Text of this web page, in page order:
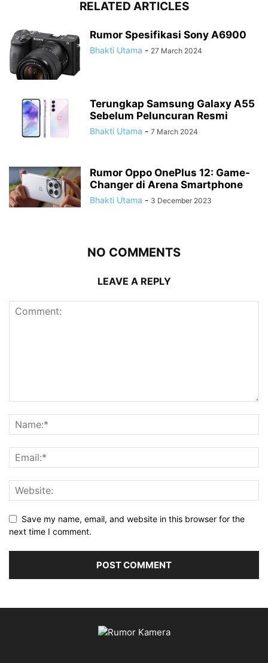
RELATED ARTICLES
Rumor Spesifikasi Sony A6900
Bhakti Utama - 27 March 2024
Terungkap Samsung Galaxy A55
Sebelum Peluncuran Resmi
Bhakti Utama - 7 March 2024
Rumor Oppo OnePlus 12: Game-
Changer di Arena Smartphone
Bhakti Utama - 3 December 2023
NO COMMENTS
LEAVE A REPLY
Save my name, email, and website in this browser for the
next time I comment.